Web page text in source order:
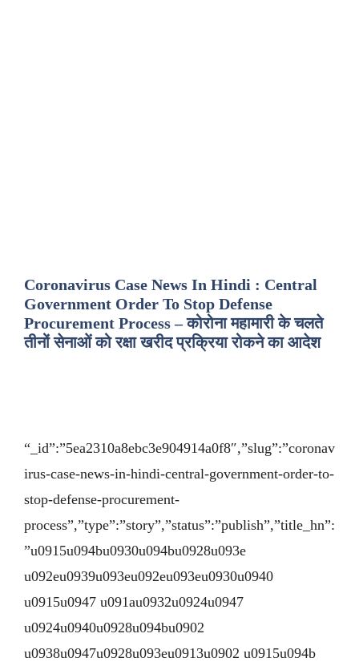
Coronavirus Case News In Hindi : Central
Government Order To Stop Defense
Procurement Process – कोरोना महामारी के चलते
तीनों सेनाओं को रक्षा खरीद प्रक्रिया रोकने का आदेश
“_id”:”5ea2310a8ebc3e904914a0f8″,”slug”:”coronav
irus-case-news-in-hindi-central-government-order-to-
stop-defense-procurement-
process”,”type”:”story”,”status”:”publish”,”title_hn”:
”u0915u094bu0930u094bu0928u093e
u092eu0939u093eu092eu093eu0930u0940
u0915u0947 u091au0932u0924u0947
u0924u0940u0928u094bu0902
u0938u0947u0928u093eu0913u0902 u0915u094b